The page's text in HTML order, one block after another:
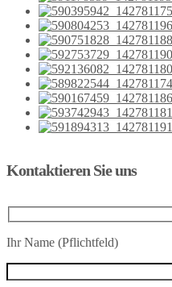
Kontaktieren Sie uns
Ihr Name (Pflichtfeld)